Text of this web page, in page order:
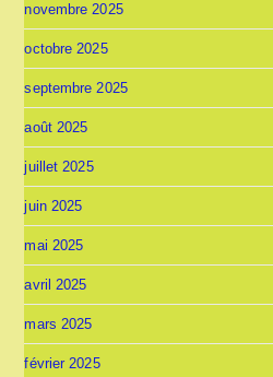
novembre 2025
octobre 2025
septembre 2025
août 2025
juillet 2025
juin 2025
mai 2025
avril 2025
mars 2025
février 2025